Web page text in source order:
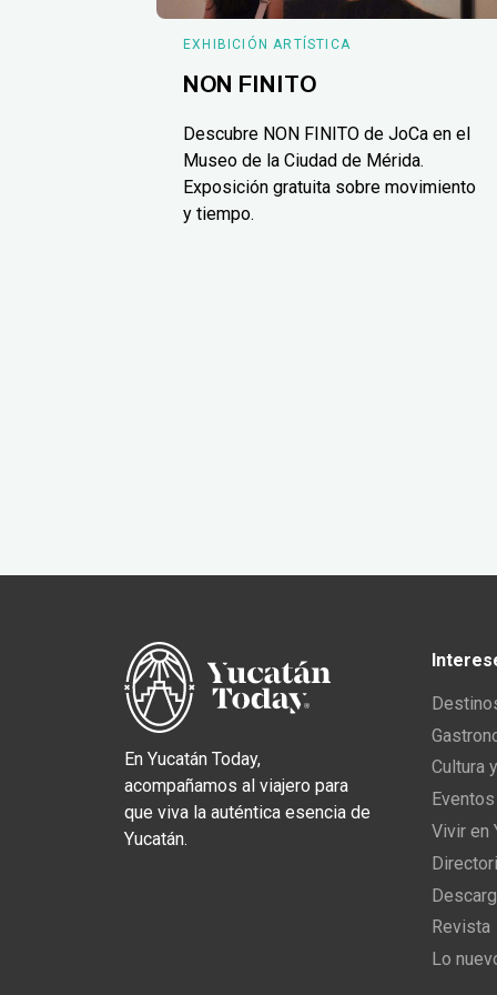
EXHIBICIÓN ARTÍSTICA
NON FINITO
Descubre NON FINITO de JoCa en el
Museo de la Ciudad de Mérida.
Exposición gratuita sobre movimiento
y tiempo.
En Yucatán Today,
acompañamos al viajero para
que viva la auténtica esencia de
Yucatán.
Cultura
Vivir en
Revista
Lo